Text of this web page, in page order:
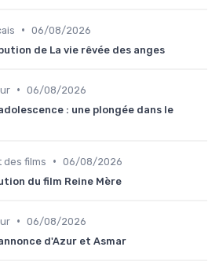
• 06/08/2026
de La vie rêvée des anges
• 06/08/2026
: une plongée dans le
des films • 06/08/2026
du film Reine Mère
• 06/08/2026
d'Azur et Asmar